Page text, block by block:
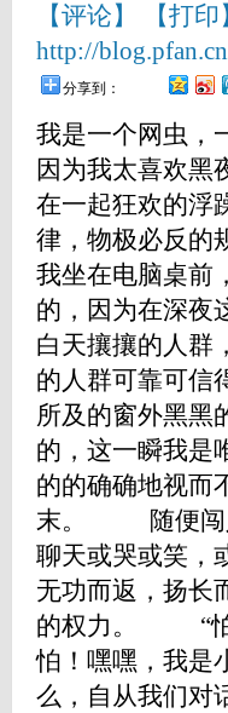
【评论】 【打印
http://
分享到：
我是一个网虫
因为我太喜欢黑
在一起狂欢的浮
律，物极必反
我坐在电脑桌前
的，因为在深夜
白天攘攘的人群
的人群可靠可
所及的窗外黑黑
的，这一瞬我是
的的确确地视
末。 随便闯入
聊天或哭或笑，
无功而返，扬长
的权力。 “怕
怕！嘿嘿，我
么，自从我们对